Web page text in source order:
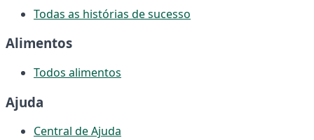
Todas as histórias de sucesso
Alimentos
Todos alimentos
Ajuda
Central de Ajuda